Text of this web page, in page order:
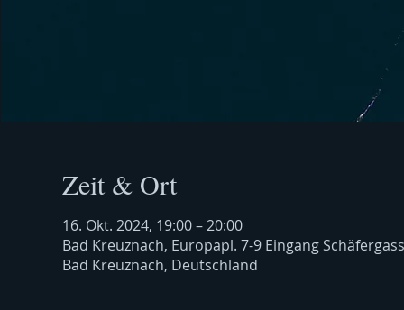
Zeit & Ort
16. Okt. 2024, 19:00 – 20:00
Bad Kreuznach, Europapl. 7-9 Eingang
Bad Kreuznach, Deutschland